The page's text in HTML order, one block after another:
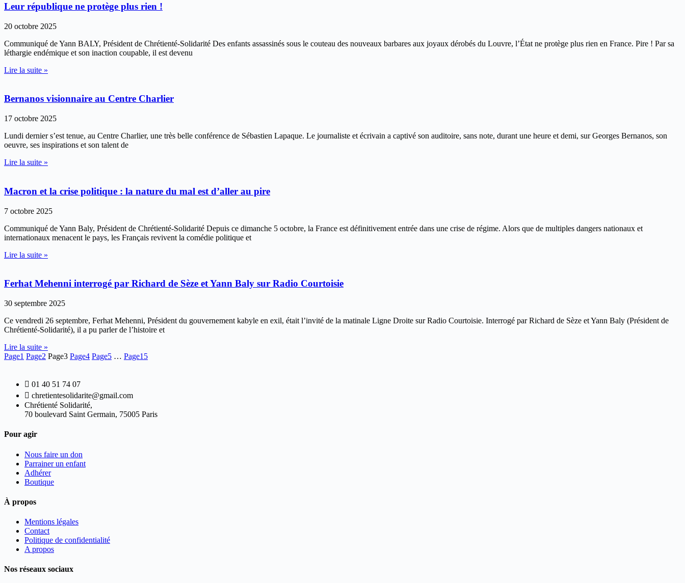
Leur république ne protège plus rien !
20 octobre 2025
Communiqué de Yann BALY, Président de Chrétienté-Solidarité Des enfants assassinés sous le couteau des nouveaux barbares aux joyaux dérobés du Louvre, l’État ne protège plus rien en France. Pire ! Par sa
léthargie endémique et son inaction coupable, il est devenu
Lire la suite »
Bernanos visionnaire au Centre Charlier
17 octobre 2025
Lundi dernier s’est tenue, au Centre Charlier, une très belle conférence de Sébastien Lapaque. Le journaliste et écrivain a captivé son auditoire, sans note, durant une heure et demi, sur Georges Bernanos, son
oeuvre, ses inspirations et son talent de
Lire la suite »
Macron et la crise politique : la nature du mal est d’aller au pire
7 octobre 2025
Communiqué de Yann Baly, Président de Chrétienté-Solidarité Depuis ce dimanche 5 octobre, la France est définitivement entrée dans une crise de régime. Alors que de multiples dangers nationaux et
internationaux menacent le pays, les Français revivent la comédie politique et
Lire la suite »
Ferhat Mehenni interrogé par Richard de Sèze et Yann Baly sur Radio Courtoisie
30 septembre 2025
Ce vendredi 26 septembre, Ferhat Mehenni, Président du gouvernement kabyle en exil, était l’invité de la matinale Ligne Droite sur Radio Courtoisie. Interrogé par Richard de Sèze et Yann Baly (Président de
Chrétienté-Solidarité), il a pu parler de l’histoire et
Lire la suite »
Page1 Page2 Page3 Page4 Page5 … Page15
01 40 51 74 07
chretientesolidarite@gmail.com
Chrétienté Solidarité,
70 boulevard Saint Germain, 75005 Paris
Pour agir
Nous faire un don
Parrainer un enfant
Adhérer
Boutique
À propos
Mentions légales
Contact
Politique de confidentialité
A propos
Nos réseaux sociaux